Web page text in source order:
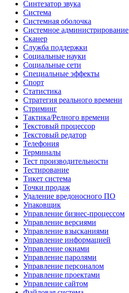
Синтезатор звука
Система
Системная оболочка
Системное администрирование
Сканер
Служба поддержки
Социальные науки
Социальные сети
Специальные эффекты
Спорт
Статистика
Стратегия реального времени
Стриминг
Тактика/Релного времени
Текстовый процессор
Текстовый редатор
Телефония
Терминалы
Тест производительности
Тестирование
Тикет система
Точки продаж
Удаление вредоносного ПО
Упаковщик
Управление бизнес-процессом
Управление версиями
Управление взысканиями
Управление информацией
Управление окнами
Управление паролями
Управление персоналом
Управление проектами
Управление сайтом